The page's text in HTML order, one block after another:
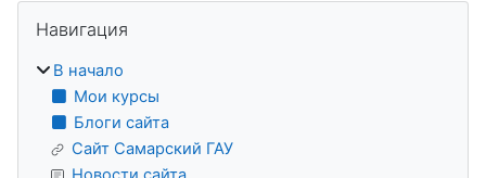
Блоки
Навигация
В начало
Мои курсы
Блоги сайта
Сайт Самарский ГАУ